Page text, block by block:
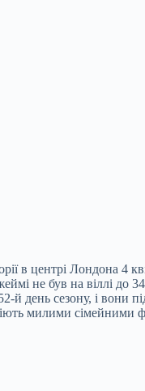
в центрі Лондона 4
не був на віллі до
й день сезону, і вони
милими сімейними